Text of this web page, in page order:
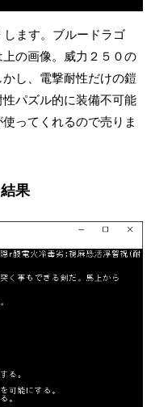
ます。ブルードラゴ
の画像。威力２５０の
し、電撃耐性だけの鎧
パズル的に装備不可能
ってくれるので売りま
果